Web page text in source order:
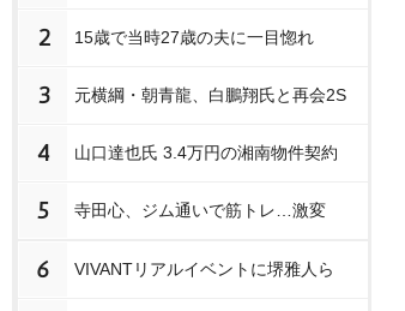
2 15歳で当時27歳の夫に一目惚れ
3 元横綱・朝青龍、白鵬翔氏と再会2S
4 山口達也氏 3.4万円の湘南物件契約
5 寺田心、ジム通いで筋トレ…激変
6 VIVANTリアルイベントに堺雅人ら